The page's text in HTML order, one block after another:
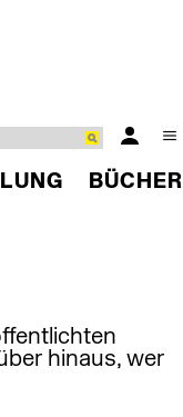
BÜCHER
hinaus, wer